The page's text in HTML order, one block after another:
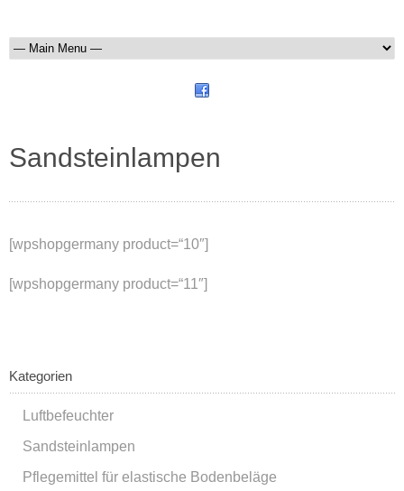
Sandsteinlampen
[wpshopgermany product=“10″]
[wpshopgermany product=“11″]
Kategorien
Luftbefeuchter
Sandsteinlampen
Pflegemittel für elastische Bodenbeläge